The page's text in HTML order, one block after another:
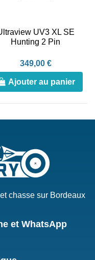
UV3 XL SE
Hunting 2 Pin
349,00 €
Ajouter au panier
chasse sur Bordeaux
et WhatsApp